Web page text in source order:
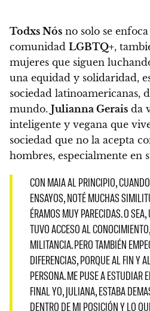
Todxs Nós no solo se
comunidad LGBTQ+,
mujeres que siguen
una equidad y solidaridad,
sociedad latinoamericanas,
mundo. Julianna Gerais da
inteligente y vegana que
sociedad que no la acepta
hombres, especialmente en
CON MAIA AL PRINCIPIO,
ENSAYOS, NOTÉ MUCHAS
ÉRAMOS MUY PARECIDAS. O
TUVO ACCESO AL
MILITANCIA. PERO TAMBIÉN
DIFERENCIAS, PORQUE AL FIN Y
PERSONA. ME PUSE A ESTUDIAR
FINAL YO, JULIANA, ESTABA
DENTRO DE MI POSICIÓN Y LO